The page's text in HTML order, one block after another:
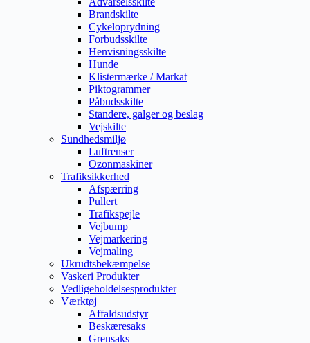
Brandskilte
Cykeloprydning
Forbudsskilte
Henvisningsskilte
Hunde
Klistermærke / Markat
Piktogrammer
Påbudsskilte
Standere, galger og beslag
Vejskilte
Sundhedsmiljø
Luftrenser
Ozonmaskiner
Trafiksikkerhed
Afspærring
Pullert
Trafikspejle
Vejbump
Vejmarkering
Vejmaling
Ukrudtsbekæmpelse
Vaskeri Produkter
Vedligeholdelsesprodukter
Værktøj
Affaldsudstyr
Beskæresaks
Grensaks